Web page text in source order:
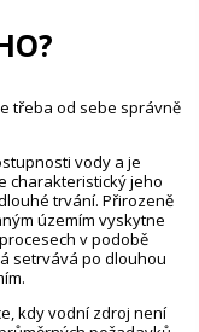
třeba od sebe správně
vody a je
charakteristický jeho
trvání. Přirozeně
územím vyskytne
v podobě
setrvává po dlouhou
kdy vodní zdroj není